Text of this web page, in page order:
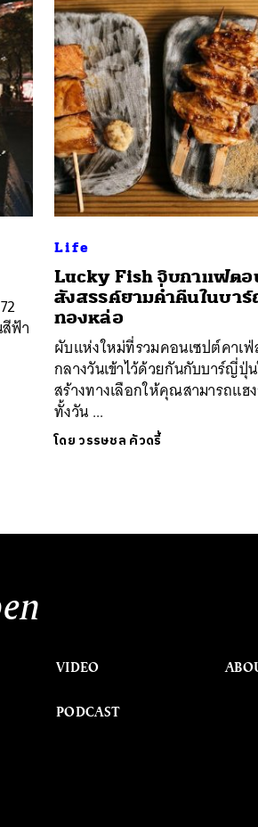
ฟ้า
Life
Lucky Fish จิบกาแฟตอ
สังสรรค์ยามค่ำคืนในบา
ทองหล่อ
ผับแห่งใหม่ที่รวมคอนเซปต์คาเ
กลางวันเข้าไว้ด้วยกันกับบาร์ญี่ปุ่
สร้างทางเลือกให้คุณสามารถแฮ
ทั้งวัน ...
โดยวรรษชล คัวดรี้
VIDEO
PODCAST
หา
SHARE